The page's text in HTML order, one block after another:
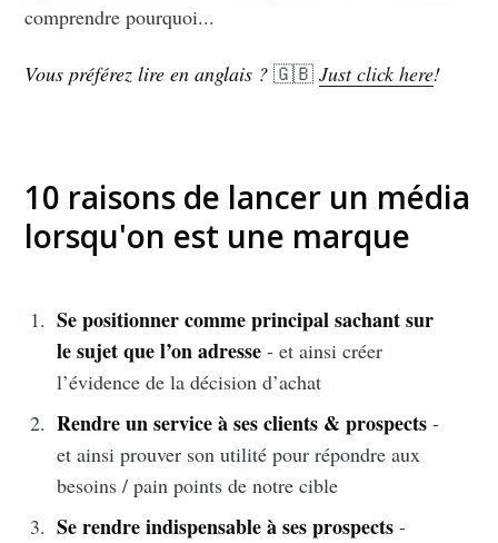
comprendre pourquoi...
Vous préférez lire en anglais ?🇬🇧 Just click here!
10 raisons de lancer un média
lorsqu'on est une marque
Se positionner comme principal sachant sur
le sujet que l’on adresse- et ainsi créer
l’évidence de la décision d’achat
Rendre un service à ses clients & prospects -
et ainsi prouver son utilité pour répondre aux
besoins / pain points de notre cible
Se rendre indispensable à ses prospects -